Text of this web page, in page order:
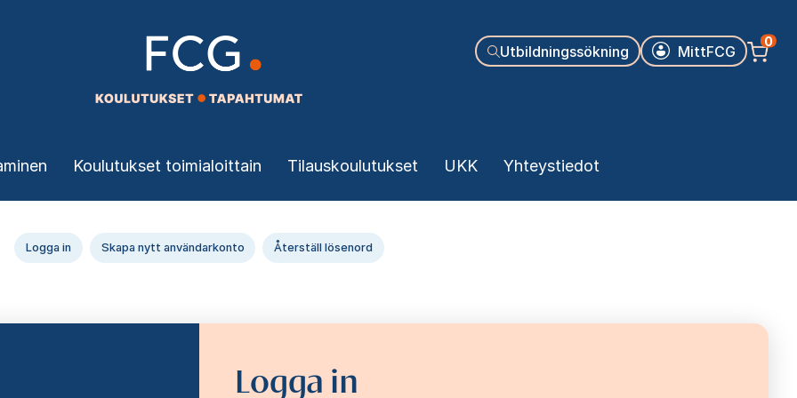
Utbildningssökning MittFCG
0
Koulutukset toimialoittain Tilauskoulutukset UKK Yhteystiedot
Logga in Skapa nytt användarkonto Återställ lösenord
Logga in